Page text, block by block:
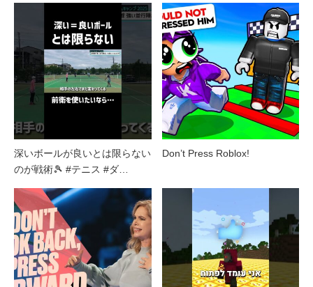
深いボールが良いとは限らない
のが戦術🎾 #テニス #ダ…
Don’t Press Roblox!